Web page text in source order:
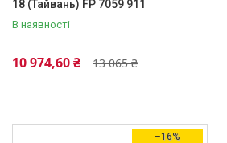
18 (Тайвань) FP 7059 911
В наявності
13 065 ₴
10 974,60 ₴
–16%